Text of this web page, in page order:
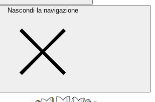
Nascondi la navigazione